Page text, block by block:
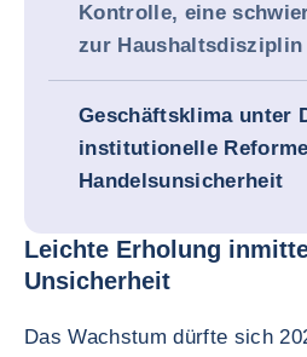
Kontrolle, eine
zur Haushaltsdisziplin
Geschäftsklima unter
institutionelle
Handelsunsicherheit
Leichte Erholung
Unsicherheit
Das Wachstum dürfte sich